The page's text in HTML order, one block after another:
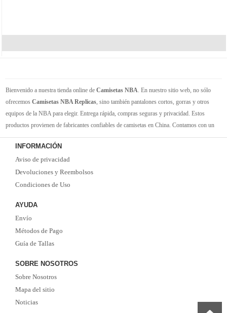
Bienvenido a nuestra tienda online de Camisetas NBA . En nuestro sitio web, no sólo
ofrecemos Camisetas NBA Replicas , sino también pantalones cortos, gorras y otros
equipos de la NBA para elegir. Entrega rápida, compras seguras y privacidad. Estos
productos provienen de fabricantes confiables de camisetas en China. Contamos con un
gran inventario de camisetas de la NBA. Disponible en varios tamaños. Siéntete orgulloso
de tus equipos y jugadores favoritos. ¡Envío rápido! ¡Tiempo de entrega corto! ¡Oportuna
y buena comunicación! ¡Ofertas actualizadas y camisetas nuevas de vez en cuando!
Satisfacer las necesidades de cada cliente.
INFORMACIÓN
Aviso de privacidad
Devoluciones y Reembolsos
Condiciones de Uso
AYUDA
Envío
Métodos de Pago
Guía de Tallas
SOBRE NOSOTROS
Sobre Nosotros
Mapa del sitio
Noticias